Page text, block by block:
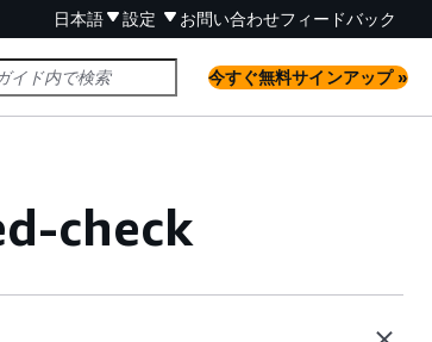
日本語 設定 お問い合わせフィードバック
今すぐ無料サインアップ »
check